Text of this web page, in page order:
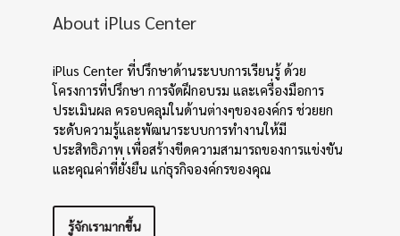
About iPlus Center
iPlus Center ที่ปรึกษาด้านระบบการเรียนรู้ ด้วย
โครงการที่ปรึกษา การจัดฝึกอบรม และเครื่องมือการ
ประเมินผล ครอบคลุมในด้านต่างๆขององค์กร ช่วยยก
ระดับความรู้และพัฒนาระบบการทำงานให้มี
ประสิทธิภาพ เพื่อสร้างขีดความสามารถของการแข่งขัน
และคุณค่าที่ยั่งยืน แก่ธุรกิจองค์กรของคุณ
รู้จักเรามากขึ้น